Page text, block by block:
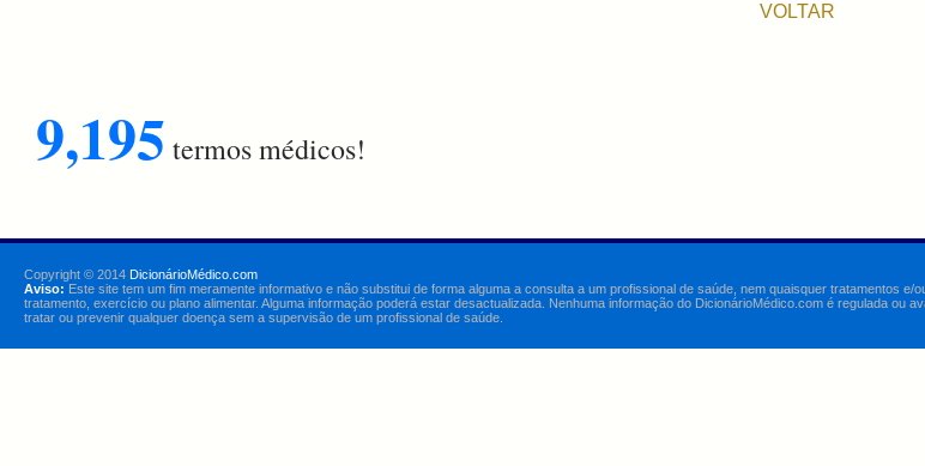
VOLTAR
9,195 termos médicos!
Copyright © 2014 DicionárioMédico.com
Aviso: Este site tem um fim meramente informativo e não substitui de forma alguma a consulta a um profissional de saúde, nem quaisquer tratamentos
tratamento, exercício ou plano alimentar. Alguma informação poderá estar desactualizada. Nenhuma informação do DicionárioMédico.com é regulada ou
tratar ou prevenir qualquer doença sem a supervisão de um profissional de saúde.